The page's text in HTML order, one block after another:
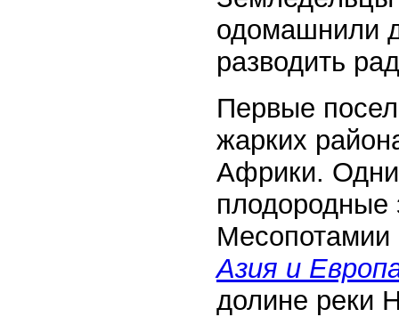
одомашнили
разводить
Первые
жарких
Африки.
плодородные
Месопотамии
Азия и
долине реки